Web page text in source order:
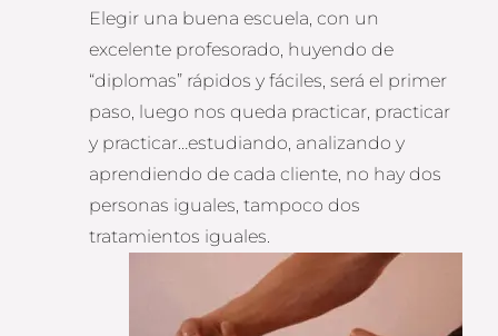
Elegir una buena escuela, con un
excelente profesorado, huyendo de
“diplomas” rápidos y fáciles, será el primer
paso, luego nos queda practicar, practicar
y practicar…estudiando, analizando y
aprendiendo de cada cliente, no hay dos
personas iguales, tampoco dos
tratamientos iguales.